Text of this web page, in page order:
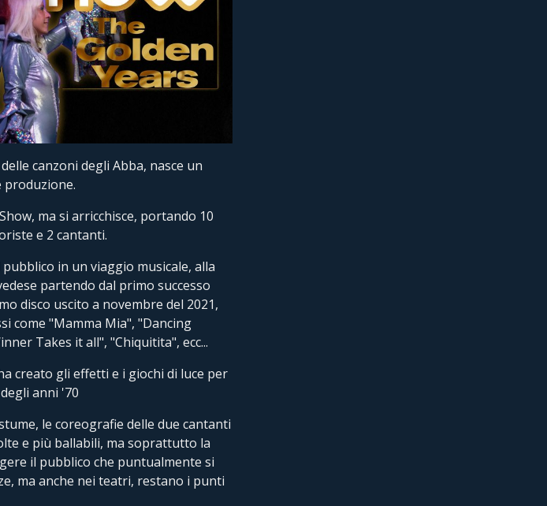
canzoni degli Abba, nasce un
produzione.
ma si arricchisce, portando 10
e 2 cantanti.
in un viaggio musicale, alla
partendo dal primo successo
disco uscito a novembre del 2021,
come "Mamma Mia", "Dancing
Takes it all", "Chiquitita", ecc...
creato gli effetti e i giochi di luce per
anni '70
le coreografie delle due cantanti
e più ballabili, ma soprattutto la
il pubblico che puntualmente si
ma anche nei teatri, restano i punti